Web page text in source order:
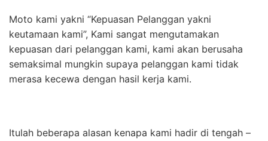
Moto kami yakni “Kepuasan Pelanggan yakni
keutamaan kami”, Kami sangat mengutamakan
kepuasan dari pelanggan kami, kami akan berusaha
semaksimal mungkin supaya pelanggan kami tidak
merasa kecewa dengan hasil kerja kami.
Itulah beberapa alasan kenapa kami hadir di tengah –